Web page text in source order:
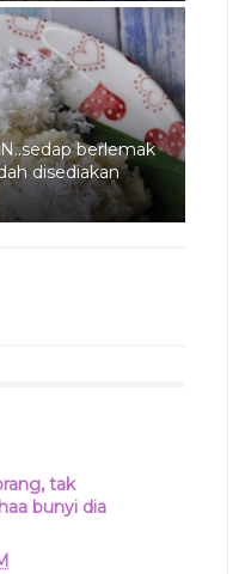
berlemak
disediakan
tak
bunyi dia